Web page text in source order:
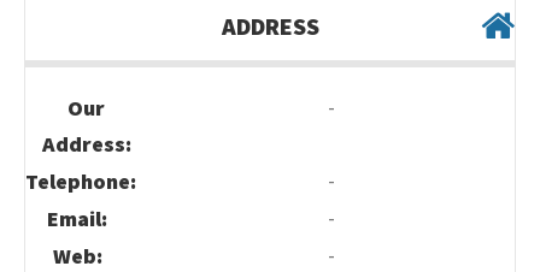
ADDRESS
Our
Address:
-
Telephone: -
Email: -
Web: -